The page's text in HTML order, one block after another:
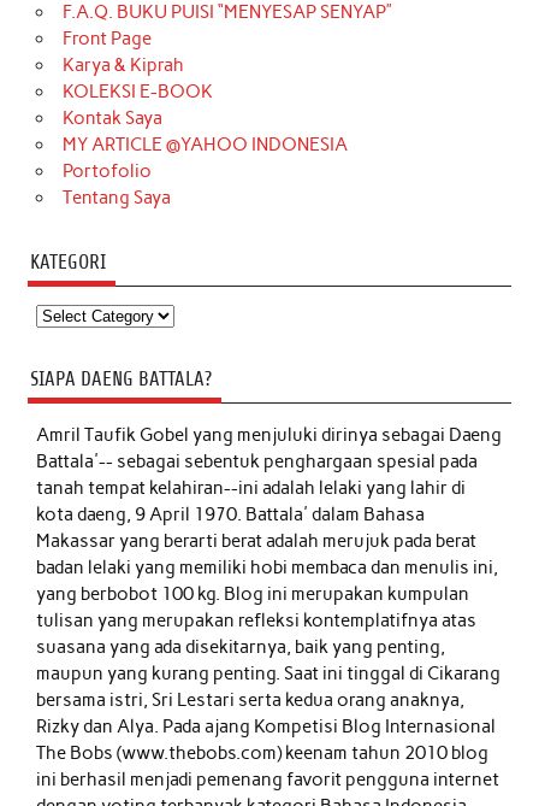
F.A.Q. BUKU PUISI “MENYESAP SENYAP”
Front Page
Karya & Kiprah
KOLEKSI E-BOOK
Kontak Saya
MY ARTICLE @YAHOO INDONESIA
Portofolio
Tentang Saya
KATEGORI
Kategori
SIAPA DAENG BATTALA?
Amril Taufik Gobelyang menjuluki dirinya sebagai Daeng
Battala'-- sebagai sebentuk penghargaan spesial pada
tanah tempat kelahiran--ini adalah lelaki yang lahir di
kota daeng, 9 April 1970. Battala' dalam Bahasa
Makassar yang berarti berat adalah merujuk pada berat
badan lelaki yang memiliki hobi membaca dan menulis ini,
yang berbobot 100 kg. Blog ini merupakan kumpulan
tulisan yang merupakan refleksi kontemplatifnya atas
suasana yang ada disekitarnya, baik yang penting,
maupun yang kurang penting. Saat ini tinggal di Cikarang
bersama istri, Sri Lestari serta kedua orang anaknya,
Rizky dan Alya. Pada ajang Kompetisi Blog Internasional
The Bobs (www.thebobs.com) keenam tahun 2010 blog
ini berhasil menjadi pemenang favorit pengguna internet